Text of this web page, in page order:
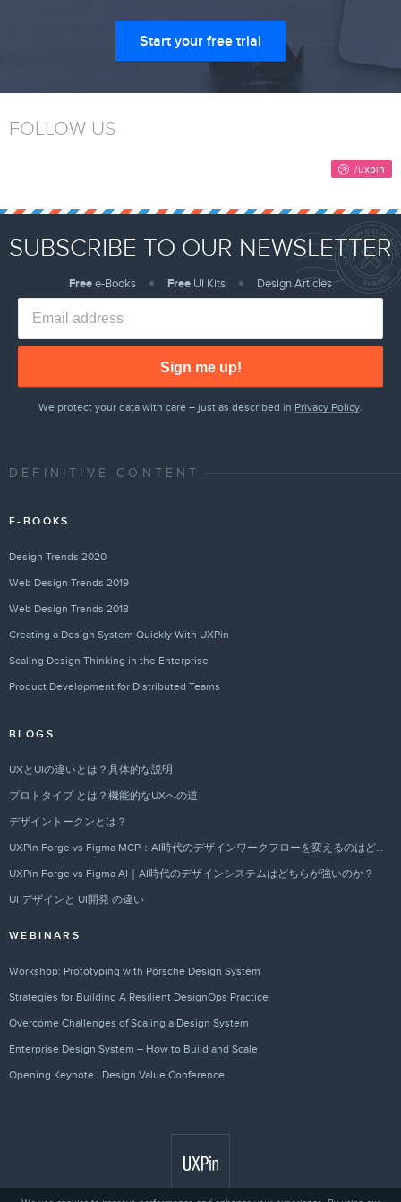
Start your free trial
FOLLOW US
SUBSCRIBE TO OUR NEWSLETTER
Freee-Books Free UI Kits Design Articles
Sign me up!
We protect your data with care – just as described in Privacy Policy.
DEFINITIVE CONTENT
E-BOOKS
Design Trends 2020
Web Design Trends 2019
Web Design Trends 2018
Creating a Design System Quickly With UXPin
Scaling Design Thinking in the Enterprise
Product Development for Distributed Teams
BLOGS
UXとUIの違いとは？具体的な説明
プロトタイプ とは？機能的なUXへの道
デザイントークンとは？
UXPin Forge vs Figma MCP：AI時代のデザインワークフローを変えるのはどちらか？
UXPin Forge vs Figma AI｜AI時代のデザインシステムはどちらが強いのか？
UI デザインと UI開発 の違い
WEBINARS
Workshop: Prototyping with Porsche Design System
Strategies for Building A Resilient DesignOps Practice
Overcome Challenges of Scaling a Design System
Enterprise Design System – How to Build and Scale
Opening Keynote | Design Value Conference